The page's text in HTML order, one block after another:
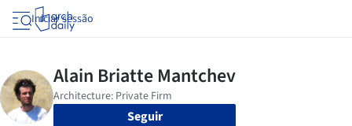
Iniciar sessão
Seguir